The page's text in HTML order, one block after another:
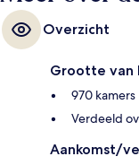
Overzicht
Grootte van
970 kamers
Verdeeld
Aankomst/